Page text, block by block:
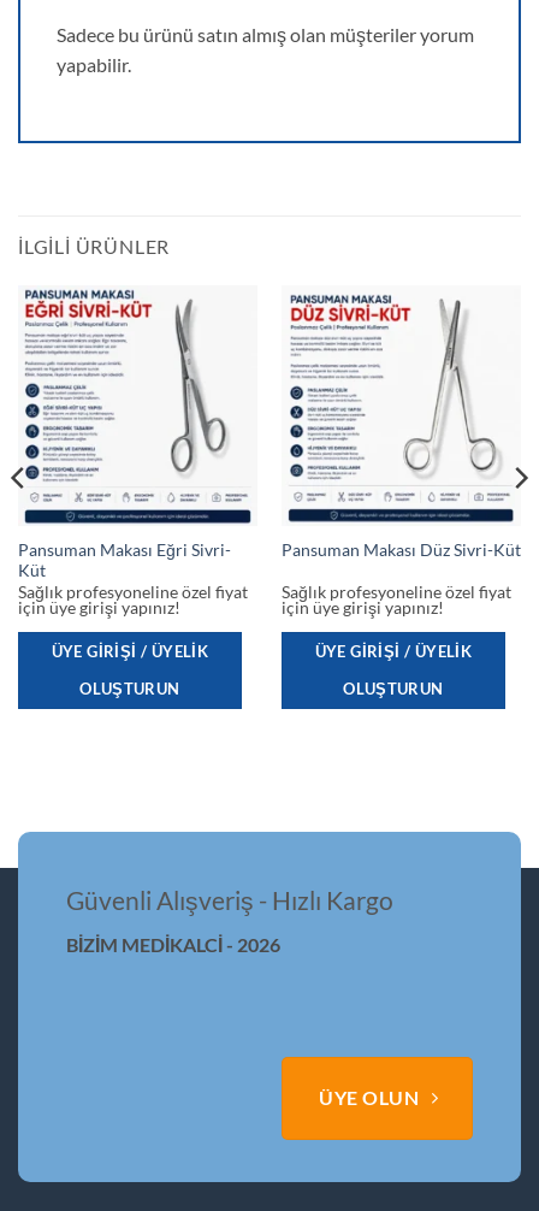
Sadece bu ürünü satın almış olan müşteriler yorum
yapabilir.
İLGILI ÜRÜNLER
Pansuman Makası Eğri Sivri-
Küt
Sağlık profesyoneline özel fiyat
için üye girişi yapınız!
ÜYE GIRIŞI / ÜYELIK
OLUŞTURUN
Pansuman Makası Düz Sivri-Küt
Sağlık profesyoneline özel fiyat
için üye girişi yapınız!
ÜYE GIRIŞI / ÜYELIK
OLUŞTURUN
Güvenli Alışveriş - Hızlı Kargo
BİZİM MEDİKALCİ - 2026
ÜYE OLUN